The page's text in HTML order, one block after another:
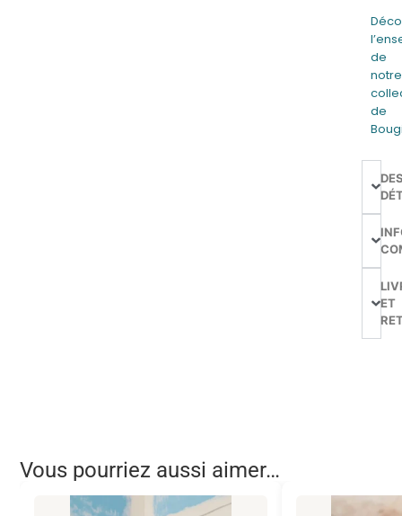
de
notre
de
ET
Vous pourriez aussi aimer…